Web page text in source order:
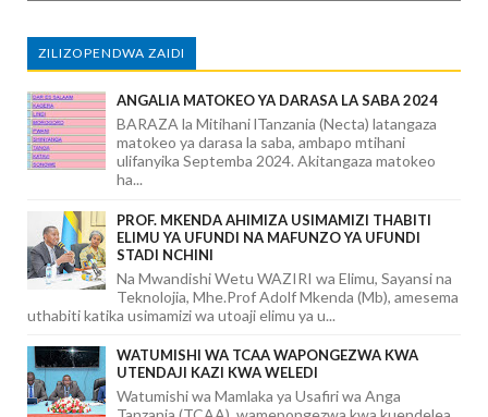
ZILIZOPENDWA ZAIDI
ANGALIA MATOKEO YA DARASA LA SABA 2024
BARAZA la Mitihani lTanzania (Necta) latangaza
matokeo ya darasa la saba, ambapo mtihani
ulifanyika Septemba 2024. Akitangaza matokeo
ha...
PROF. MKENDA AHIMIZA USIMAMIZI THABITI
ELIMU YA UFUNDI NA MAFUNZO YA UFUNDI
STADI NCHINI
Na Mwandishi Wetu WAZIRI wa Elimu, Sayansi na
Teknolojia, Mhe.Prof Adolf Mkenda (Mb), amesema
uthabiti katika usimamizi wa utoaji elimu ya u...
WATUMISHI WA TCAA WAPONGEZWA KWA
UTENDAJI KAZI KWA WELEDI
Watumishi wa Mamlaka ya Usafiri wa Anga